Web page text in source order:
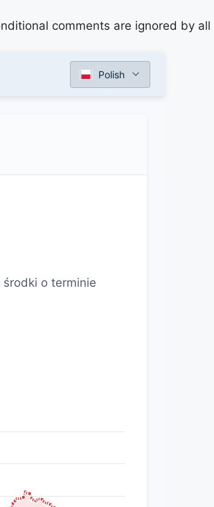
comments are ignored by all
Polish
o terminie